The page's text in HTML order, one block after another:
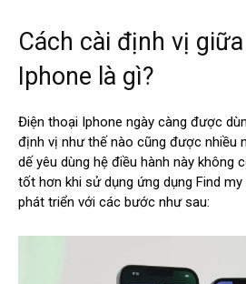
Cách cài định vị
Iphone là gì?
Điện thoại Iphone ngày càng được
định vị như thế nào cũng được nhiều
dế yêu dùng hệ điều hành này không
tốt hơn khi sử dụng ứng dụng Find
phát triển với các bước như sau: